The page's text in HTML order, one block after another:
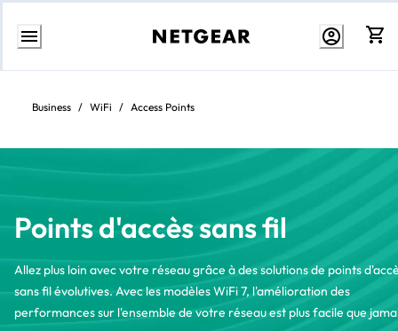
Aller
contenuBusiness / WiFi / Access Points
Points d'accès sans fil
Allez plus loin avec votre réseau grâce à des solutions de points
sans fil évolutives. Avec les modèles WiFi 7, l'amélioration des
performances sur l'ensemble de votre réseau est plus facile que